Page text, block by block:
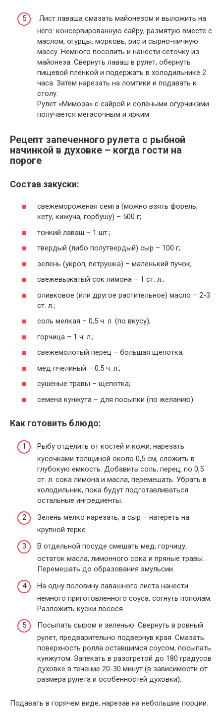
Лист лаваша смазать майонезом и выложить на
него: консервированную сайру, размятую вместе с
маслом, огурцы, морковь, рис и сырно-яичную
массу. Немного посолить и нанести сеточку из
майонеза. Свернуть лаваш в рулет, обернуть
пищевой плёнкой и подержать в холодильнике 2
часа. Затем нарезать на ломтики и подавать к
столу.
Рулет «Мимоза» с сайрой и солёными огурчиками
получается мегасочным и ярким
Рецепт запеченного рулета с рыбной
начинкой в духовке – когда гости на
пороге
Состав закуски:
свежемороженая семга (можно взять форель,
кету, кижуча, горбушу) – 500 г;
тонкий лаваш – 1 шт.;
твердый (либо полутвердый) сыр – 100 г;
зелень (укроп, петрушка) – маленький пучок;
свежевыжатый сок лимона – 1 ст. л.;
оливковое (или другое растительное) масло – 2-3
ст. л.;
соль мелкая – 0,5 ч. л. (по вкусу);
горчица – 1 ч. л.;
свежемолотый перец – большая щепотка;
мед пчелиный – 0,5 ч. л.;
сушеные травы – щепотка;
семена кунжута – для посыпки (по желанию).
Как готовить блюдо:
Рыбу отделить от костей и кожи, нарезать
кусочками толщиной около 0,5 см, сложить в
глубокую емкость. Добавить соль, перец, по 0,5
ст. л. сока лимона и масла, перемешать. Убрать в
холодильник, пока будут подготавливаться
остальные ингредиенты.
Зелень мелко нарезать, а сыр – натереть на
крупной терке.
В отдельной посуде смешать мед, горчицу,
остаток масла, лимонного сока и пряные травы.
Перемешать до образования эмульсии.
На одну половину лавашного листа нанести
немного приготовленного соуса, согнуть пополам.
Разложить куски лосося.
Посыпать сыром и зеленью. Свернуть в ровный
рулет, предварительно подвернув края. Смазать
поверхность ролла оставшимся соусом, посыпать
кунжутом. Запекать в разогретой до 180 градусов
духовке в течение 20-30 минут (в зависимости от
размера рулета и особенностей духовки).
Подавать в горячем виде, нарезав на небольшие порции.